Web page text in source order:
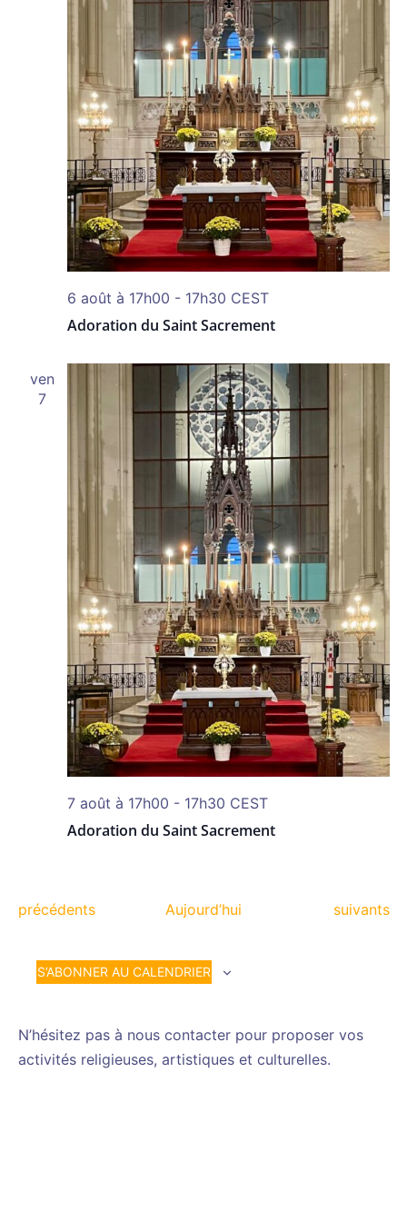
Adoration du Saint Sacrement
6 août à 17h00 - 17h30 CEST
ven
7
Adoration du Saint Sacrement
7 août à 17h00 - 17h30 CEST
Évènements
précédents Aujourd’hui suivants
S’ABONNER AU CALENDRIER
N’hésitez pas à nous contacter pour proposer vos
activités religieuses, artistiques et culturelles.